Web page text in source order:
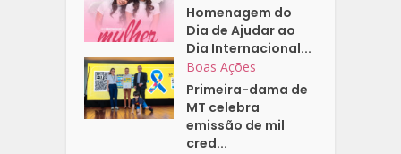
Homenagem do
Dia de Ajudar ao
Dia Internacional...
Boas Ações
Primeira-dama de
MT celebra
emissão de mil
cred...